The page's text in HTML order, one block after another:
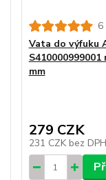
6
Vata do výfuku
mm
279 CZK
231 CZK bez DPH